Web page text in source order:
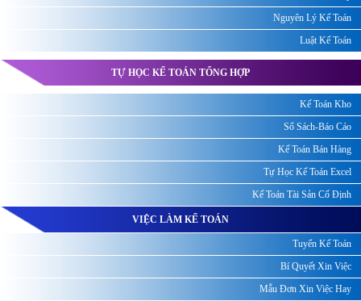
Nguyên Lý Kế Toán
Luật Kế Toán
TỰ HỌC KẾ TOÁN TỔNG HỢP
Kế Toán Kho
Sổ Sách-Báo Cáo
Kế Toán Bán Hàng
Tự Học Kế Toán Excel
Kế Toán Tài Sản Cố Định
VIỆC LÀM KẾ TOÁN
Tuyển Kế Toán
Bí Quyết Xin Việc
Mẫu Đơn Xin Việc Hay